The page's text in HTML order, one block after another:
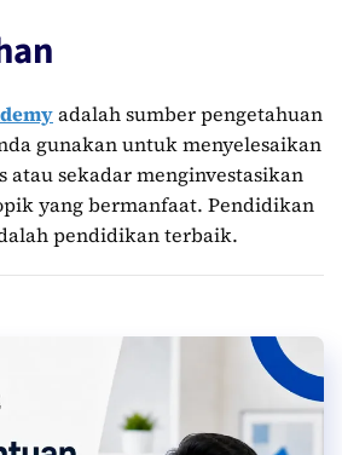
adalah sumber pengetahuan
gunakan untuk menyelesaikan
sekadar menginvestasikan
yang bermanfaat. Pendidikan
pendidikan terbaik.